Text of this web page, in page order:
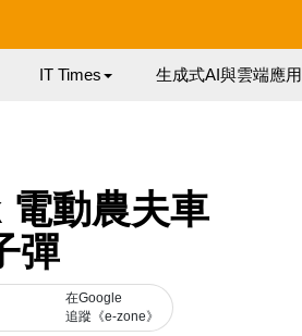
IT Times 生成式AI與雲端應用
電動農夫車
彈
在Google
追蹤《e-zone》